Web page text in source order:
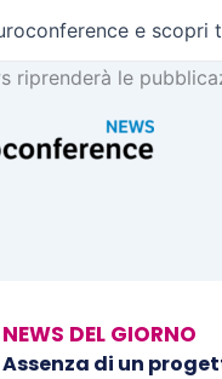
e scopri
riprenderà le
NEWS DEL GIORNO
Assenza di un